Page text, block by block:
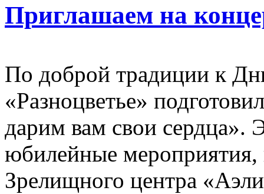
Приглашаем на
По доброй традиции к
«Разноцветье»
дарим вам свои сердца».
юбилейные
Зрелищного центра